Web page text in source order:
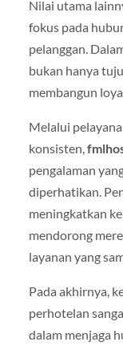
Nilai utama
fokus pada
pelanggan.
bukan hanya
membangun
Melalui
konsisten,
pengalaman
diperhatikan.
meningkatkan
mendorong
layanan yang
Pada akhirnya,
perhotelan
dalam menjaga